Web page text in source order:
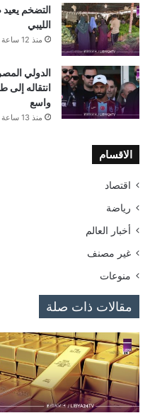
التضخم
الليبي
منذ 12 ساعة
الدولي
انتقاله
واسع
منذ 13 ساعة
الاقسام
اقتصاد
رياضة
أخبار العالم
غير مصنف
منوعات
مقالات ذات صلة